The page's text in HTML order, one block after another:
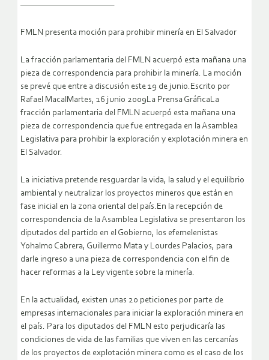
—————————————
FMLN presenta moción para prohibir minería en El Salvador
La fracción parlamentaria del FMLN acuerpó esta mañana una
pieza de correspondencia para prohibir la minería. La moción
se prevé que entre a discusión este 19 de junio.Escrito por
Rafael MacalMartes, 16 junio 2009La Prensa GráficaLa
fracción parlamentaria del FMLN acuerpó esta mañana una
pieza de correspondencia que fue entregada en la Asamblea
Legislativa para prohibir la exploración y explotación minera en
El Salvador.
La iniciativa pretende resguardar la vida, la salud y el equilibrio
ambiental y neutralizar los proyectos mineros que están en
fase inicial en la zona oriental del país.En la recepción de
correspondencia de la Asamblea Legislativa se presentaron los
diputados del partido en el Gobierno, los efemelenistas
Yohalmo Cabrera, Guillermo Mata y Lourdes Palacios, para
darle ingreso a una pieza de correspondencia con el fin de
hacer reformas a la Ley vigente sobre la minería.
En la actualidad, existen unas 20 peticiones por parte de
empresas internacionales para iniciar la exploración minera en
el país. Para los diputados del FMLN esto perjudicaría las
condiciones de vida de las familias que viven en las cercanías
de los proyectos de explotación minera como es el caso de los